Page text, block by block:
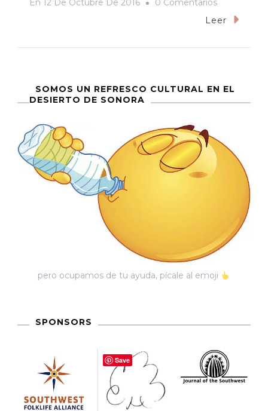
En 12 De Octubre De 2016 0 Comentarios
¿Con
Se
Juega?
Leer
SOMOS UN REFRESCO CULTURAL EN EL
DESIERTO DE SONORA
pero ocupamos de tu ayuda, pícale al emoji
SPONSORS
Save